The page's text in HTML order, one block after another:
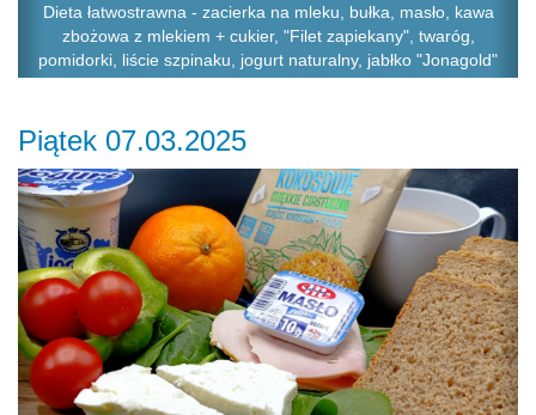
Dieta łatwostrawna - zacierka na mleku, bułka, masło, kawa
zbożowa z mlekiem + cukier, "Filet zapiekany", twaróg,
pomidorki, liście szpinaku, jogurt naturalny, jabłko "Jonagold"
Piątek 07.03.2025
Previous